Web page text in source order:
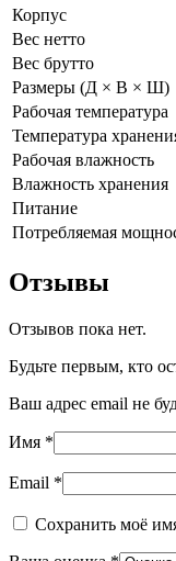
Корпус
Вес нетто
Вес брутто
Размеры (Д × В × Ш)
Рабочая температура
Температура
Рабочая влажность
Влажность хранения
Питание
Потребляемая
Отзывы
Отзывов пока нет.
Будьте первым, кто
Ваш адрес email не
Имя *
Email *
Сохранить моё